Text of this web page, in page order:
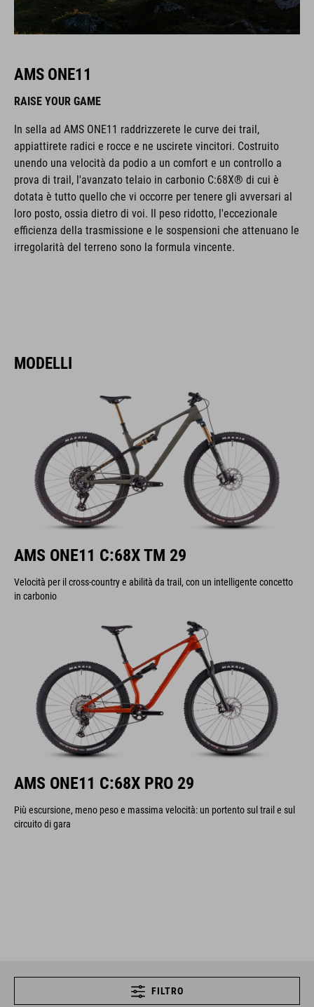
AMS ONE11
RAISE YOUR GAME
In sella ad AMS ONE11 raddrizzerete le curve dei trail,
appiattirete radici e rocce e ne uscirete vincitori. Costruito
unendo una velocità da podio a un comfort e un controllo a
prova di trail, l'avanzato telaio in carbonio C:68X® di cui è
dotata è tutto quello che vi occorre per tenere gli avversari al
loro posto, ossia dietro di voi. Il peso ridotto, l'eccezionale
efficienza della trasmissione e le sospensioni che attenuano le
irregolarità del terreno sono la formula vincente.
MODELLI
AMS ONE11 C:68X TM 29
Velocità per il cross-country e abilità da trail, con un intelligente concetto
in carbonio
AMS ONE11 C:68X PRO 29
Più escursione, meno peso e massima velocità: un portento sul trail e sul
circuito di gara
FILTRO